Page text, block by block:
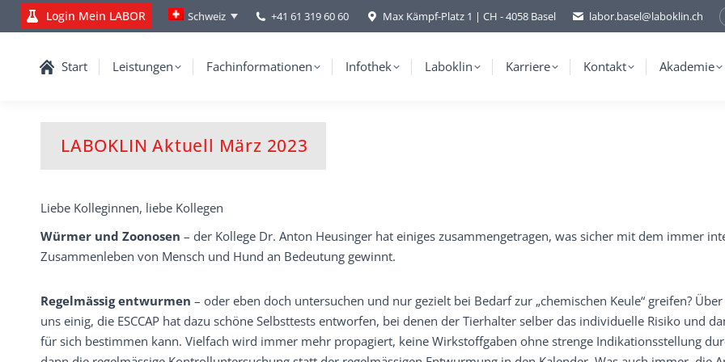
Login Mein LABOR Schweiz +41 61 319 60 60 Max Kämpf-Platz 1 | CH - 4058 Basel labor.basel@laboklin.ch
Start Leistungen Fachinformationen Infothek Laboklin Karriere Kontakt Akademie
LABOKLIN Aktuell März 2023
Liebe Kolleginnen, liebe Kollegen
Würmer und Zoonosen – der Kollege Dr. Anton Heusinger hat einiges zusammengetragen, was sicher mit dem immer
Zusammenleben von Mensch und Hund an Bedeutung gewinnt.
Regelmässig entwurmen – oder eben doch untersuchen und nur gezielt bei Bedarf zur „chemischen Keule“ greifen?
uns einig, die ESCCAP hat dazu schöne Selbsttests entworfen, bei denen der Tierhalter selber das individuelle Risiko und
für sich bestimmen kann. Vielfach wird immer mehr propagiert, keine Wirkstoffgaben ohne strenge Indikationsstellung